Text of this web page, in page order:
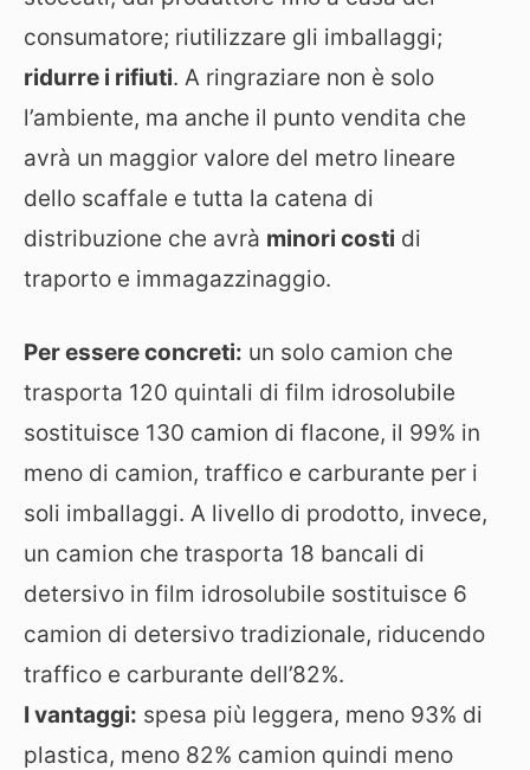
consumatore; riutilizzare gli imballaggi;
ridurre i rifiuti. A ringraziare non è solo
l’ambiente, ma anche il punto vendita che
avrà un maggior valore del metro lineare
dello scaffale e tutta la catena di
distribuzione che avrà minori costi di
traporto e immagazzinaggio.
Per essere concreti: un solo camion che
trasporta 120 quintali di film idrosolubile
sostituisce 130 camion di flacone, il 99% in
meno di camion, traffico e carburante per i
soli imballaggi. A livello di prodotto, invece,
un camion che trasporta 18 bancali di
detersivo in film idrosolubile sostituisce 6
camion di detersivo tradizionale, riducendo
traffico e carburante dell’82%.
I vantaggi: spesa più leggera, meno 93% di
plastica, meno 82% camion quindi meno